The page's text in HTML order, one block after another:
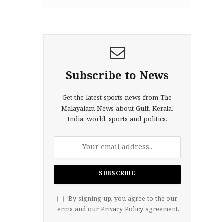
Subscribe to News
Get the latest sports news from The
Malayalam News about Gulf, Kerala,
India, world, sports and politics.
By signing up, you agree to the our
terms and our Privacy Policyagreement.